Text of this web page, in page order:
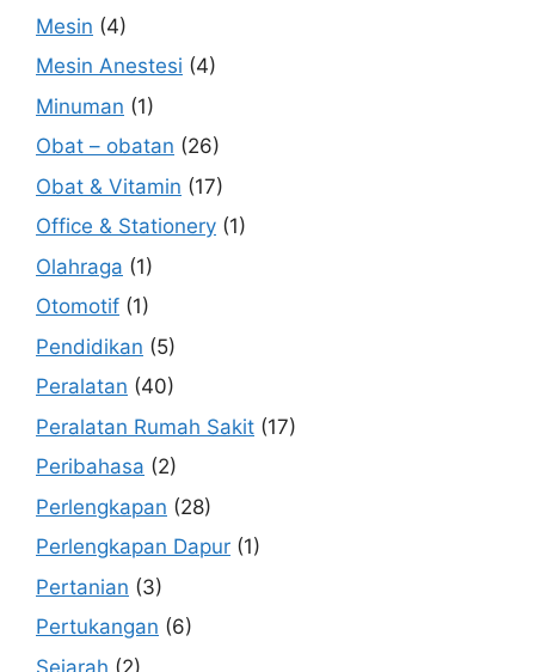
Mesin (4)
Mesin Anestesi (4)
Minuman (1)
Obat – obatan (26)
Obat & Vitamin (17)
Office & Stationery (1)
Olahraga (1)
Otomotif (1)
Pendidikan (5)
Peralatan (40)
Peralatan Rumah Sakit (17)
Peribahasa (2)
Perlengkapan (28)
Perlengkapan Dapur (1)
Pertanian (3)
Pertukangan (6)
Sejarah (2)